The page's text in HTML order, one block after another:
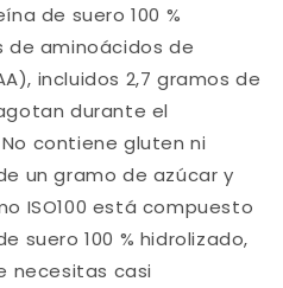
de suero 100 %
de aminoácidos de
incluidos 2,7 gramos de
durante el
contiene gluten ni
un gramo de azúcar y
ISO100 está compuesto
suero 100 % hidrolizado,
necesitas casi